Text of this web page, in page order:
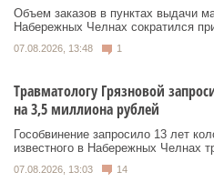
Объем заказов в пунктах выдачи
Набережных Челнах сократился
07.08.2026, 13:48 1
Травматологу Грязновой
на 3,5 миллиона рублей
Гособвинение запросило 13 лет
известного в Набережных Челнах
07.08.2026, 13:03 14